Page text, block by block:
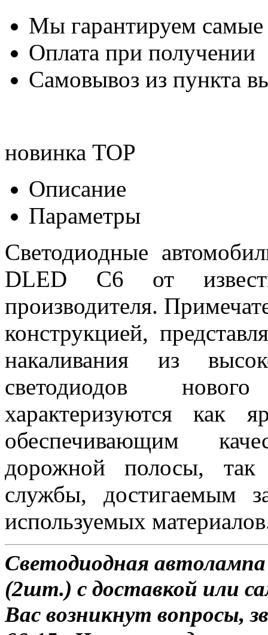
Мы гарантируем
Оплата при получении
Самовывоз из пункта
новинка TOP
Описание
Параметры
Светодиодные
DLED C6 от
производителя.
конструкцией,
накаливания из
светодиодов
характеризуются
обеспечивающим
дорожной полосы,
службы, достигаемым
используемых
Светодиодная
(2шт.) с доставкой или
Вас возникнут вопросы,